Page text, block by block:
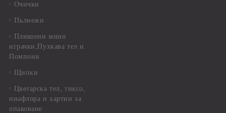
Очички
Пълнежи
Плюшени мини
играчки,Пухкава тел и
Помпони
Щипки
Цветарска тел, тиксо,
пиафлора и хартии за
опаковане